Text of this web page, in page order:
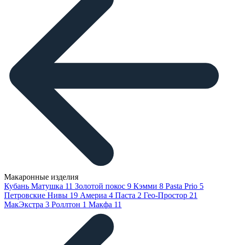
Макаронные изделия
Кубань Матушка 11 Золотой покос 9 Кэмми 8 Pasta Prio 5
Петровские Нивы 19 Америа 4 Паста 2 Гео-Простор 21
МакЭкстра 3 Роллтон 1 Макфа 11